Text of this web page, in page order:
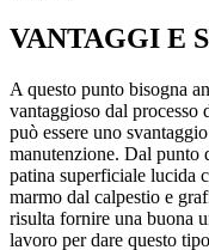
VANTAGGI E
A questo punto bisogna
vantaggioso dal processo
può essere uno
manutenzione. Dal punto
patina superficiale lucida
marmo dal calpestio e
risulta fornire una buona
lavoro per dare questo